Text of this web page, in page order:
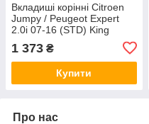
Вкладиші корінні Citroen
Jumpy / Peugeot Expert
2.0i 07-16 (STD) King
1 373 ₴
Купити
Про нас